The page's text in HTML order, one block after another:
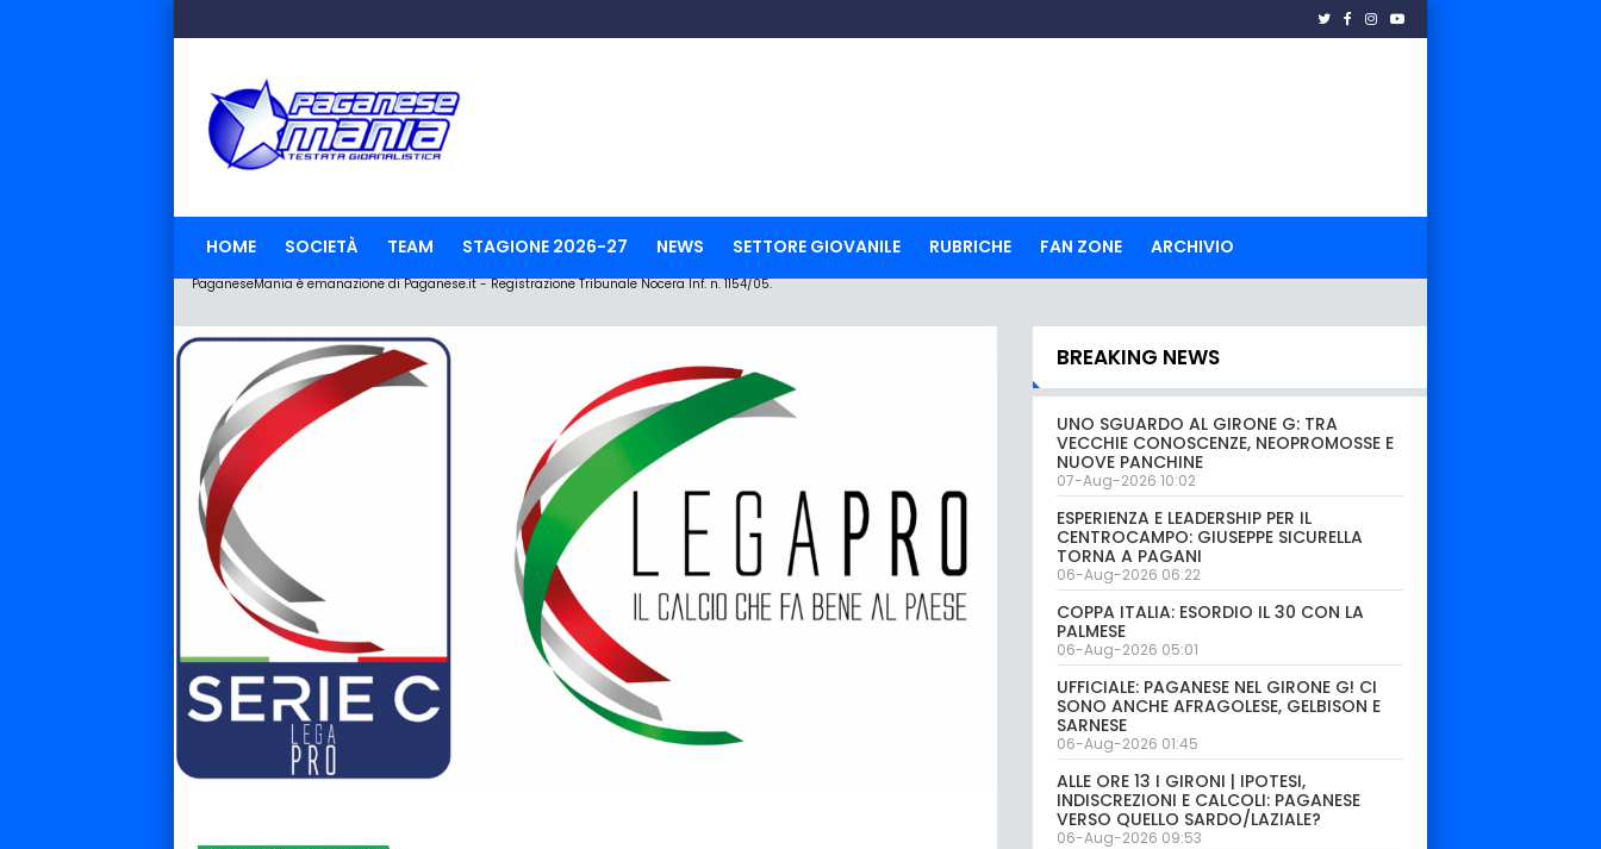
HOME SOCIETÀ TEAM STAGIONE 2026-27 NEWS SETTORE GIOVANILE RUBRICHE FAN ZONE ARCHIVIO
PaganeseMania è emanazione di Paganese.it - Registrazione Tribunale Nocera Inf. n. 1154/05.
BREAKING NEWS
UNO SGUARDO AL GIRONE G: TRA
VECCHIE CONOSCENZE, NEOPROMOSSE E
NUOVE PANCHINE
07-Aug-2026 10:02
ESPERIENZA E LEADERSHIP PER IL
CENTROCAMPO: GIUSEPPE SICURELLA
TORNA A PAGANI
06-Aug-2026 06:22
COPPA ITALIA: ESORDIO IL 30 CON LA
PALMESE
06-Aug-2026 05:01
UFFICIALE: PAGANESE NEL GIRONE G! CI
SONO ANCHE AFRAGOLESE, GELBISON E
SARNESE
06-Aug-2026 01:45
ALLE ORE 13 I GIRONI | IPOTESI,
INDISCREZIONI E CALCOLI: PAGANESE
VERSO QUELLO SARDO/LAZIALE?
06-Aug-2026 09:53